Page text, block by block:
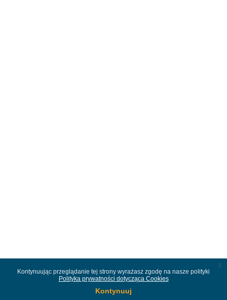
Kontynuując przeglądanie tej strony wyrażasz zgodę na nasze polityki
Polityka prywatności dotycząca Cookies
Kontynuuj
x